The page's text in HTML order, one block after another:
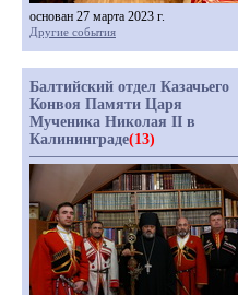
основан 27 марта 2023 г.
Другие события
Балтийский отдел Казачьего
Конвоя Памяти Царя
Мученика Николая II в
Калининграде(13)